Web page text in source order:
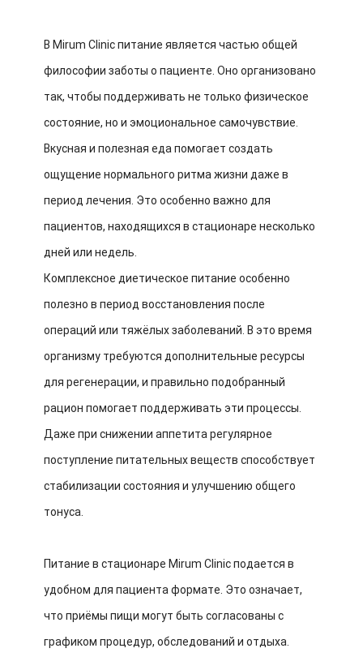
В Mirum Clinic питание является частью общей
философии заботы о пациенте. Оно организовано
так, чтобы поддерживать не только физическое
состояние, но и эмоциональное самочувствие.
Вкусная и полезная еда помогает создать
ощущение нормального ритма жизни даже в
период лечения. Это особенно важно для
пациентов, находящихся в стационаре несколько
дней или недель.
Комплексное диетическое питание особенно
полезно в период восстановления после
операций или тяжёлых заболеваний. В это время
организму требуются дополнительные ресурсы
для регенерации, и правильно подобранный
рацион помогает поддерживать эти процессы.
Даже при снижении аппетита регулярное
поступление питательных веществ способствует
стабилизации состояния и улучшению общего
тонуса.
Питание в стационаре Mirum Clinic подается в
удобном для пациента формате. Это означает,
что приёмы пищи могут быть согласованы с
графиком процедур, обследований и отдыха.